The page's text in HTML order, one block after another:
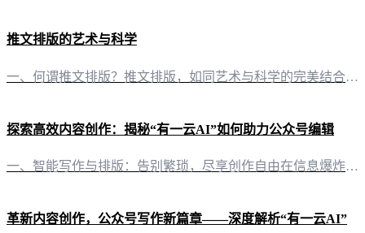
推文排版的艺术与科学
一、何谓推文排版？推文排版，如同艺术与科学的完美结合，是自媒体内容呈现的关键环节。它不仅仅是对文字、图片、色彩等元素的简单堆砌，更是一种能够提升阅读体验、增强信息传达效率的视觉艺术。 二、推文排版的意义1. 提升阅读体验：良好的排版让读者在阅读过程中感到舒适，易于理解内容。2. 强化信息传达：通过排版，可以突出重点，使读者迅速抓住关键信息。3. 塑造品牌形象：统一的排版风格有助于塑造自媒体的品牌
探索高效内容创作：揭秘“有一云AI”如何助力公众号编辑
一、智能写作与排版：告别繁琐，尽享创作自由在信息爆炸的今天，内容创作与排版成为公众号运营的关键。而“有一云AI”的出现，正是为了解放创作者们的双手，让创作变得更简单、更高效。 1. 智能写作：灵感与效率的双重保障“有一云AI”以其卓越的AI智能写作能力，为自媒体创作者提供源源不断的创作灵感。无论是公众号、头条号还是小红书，这款软件都能根据你的需求，迅速生成高质量的内容。 2. 精美排版：千款模板
革新内容创作，公众号写作新篇章——深度解析“有一云AI”